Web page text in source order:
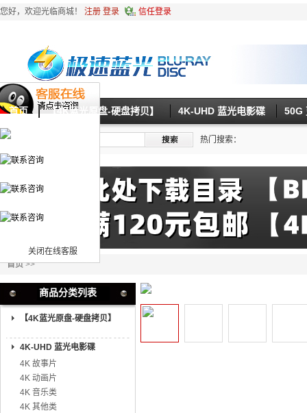
关闭在线客服
您好，欢迎光临商城！ 注册 登录 信任登录
首页 【4K蓝光原盘-硬盘拷贝】 4K-UHD 蓝光电影碟 50G
热门搜索：
首页>>
商品分类列表
【4K蓝光原盘-硬盘拷贝】
4K-UHD 蓝光电影碟
4K 故事片
4K 动画片
4K 音乐类
4K 其他类